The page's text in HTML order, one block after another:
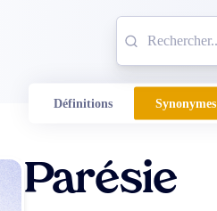
Définitions Synonymes
Parésie